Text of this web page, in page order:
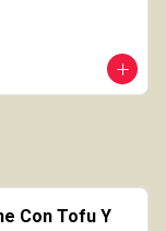
Con Tofu Y